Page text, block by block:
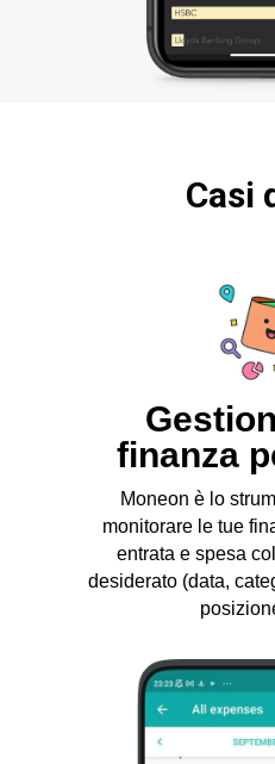
Casi
Moneon è lo
monitorare le tue
entrata e spesa
desiderato (data,
finanza